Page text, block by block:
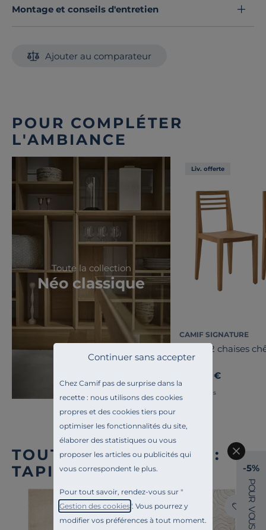
Chez Camif pas de surprise dans la
recette : nous utilisons des cookies
propres et des cookies tiers pour
optimiser les fonctionnalités du site,
élaborer des statistiques ou vous
proposer les articles ou publicités qui
vous correspondent le plus.
Pour tout savoir, rendez-vous sur "
Gestion des cookies". Vous pourrez y
modifier vos préférences à tout moment.
Continuer sans accepter
Montage et conseils d'entretien
Ajouter au comparateur
POUR COMPLÉTER
L'AMBIANCE
Toute la collection
Néo classique
Liv. offerte
CAMIF SIGNATURE
Lot de 2 chaises
Canelle
899,00 €
Français
TOUTE NOTRE OFFRE :
TAPIS D'INTÉRIEUR
-5%
P
O
U
R
V
O
U
S